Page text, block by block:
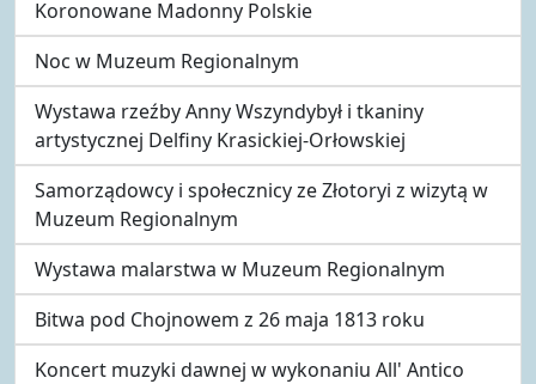
Koronowane Madonny Polskie
Noc w Muzeum Regionalnym
Wystawa rzeźby Anny Wszyndybył i tkaniny
artystycznej Delfiny Krasickiej-Orłowskiej
Samorządowcy i społecznicy ze Złotoryi z wizytą w
Muzeum Regionalnym
Wystawa malarstwa w Muzeum Regionalnym
Bitwa pod Chojnowem z 26 maja 1813 roku
Koncert muzyki dawnej w wykonaniu All' Antico